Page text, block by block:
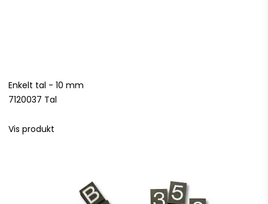
Enkelt tal - 10 mm
7120037 Tal
Vis produkt